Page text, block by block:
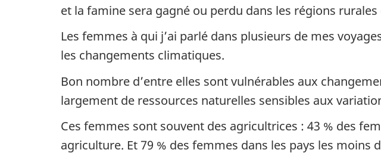
et la famine sera gagné ou perdu dans les régions
Les femmes à qui j’ai parlé dans plusieurs de mes
les changements climatiques.
Bon nombre d’entre elles sont vulnérables aux
largement de ressources naturelles sensibles aux
Ces femmes sont souvent des agricultrices : 43 % des
agriculture. Et 79 % des femmes dans les pays les